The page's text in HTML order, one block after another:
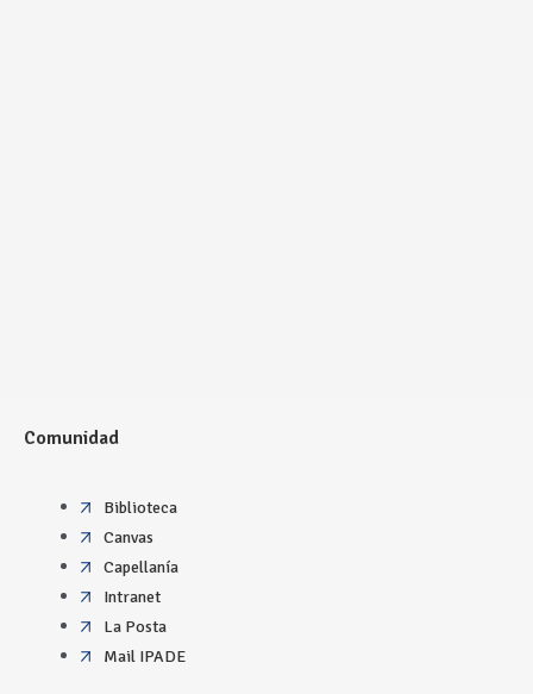
Comunidad
Biblioteca
Canvas
Capellanía
Intranet
La Posta
Mail IPADE